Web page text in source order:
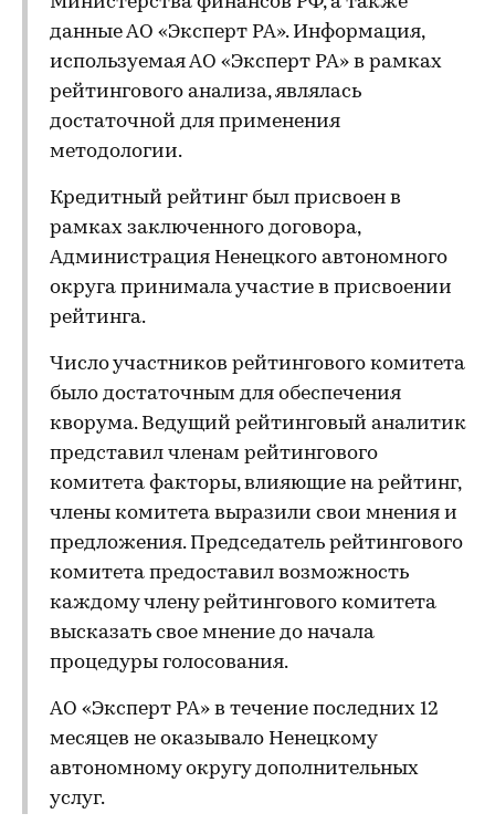
данные АО «Эксперт РА». Информация,
используемая АО «Эксперт РА» в рамках
рейтингового анализа, являлась
достаточной для применения
методологии.
Кредитный рейтинг был присвоен в
рамках заключенного договора,
Администрация Ненецкого автономного
округа принимала участие в присвоении
рейтинга.
Число участников рейтингового комитета
было достаточным для обеспечения
кворума. Ведущий рейтинговый аналитик
представил членам рейтингового
комитета факторы, влияющие на рейтинг,
члены комитета выразили свои мнения и
предложения. Председатель рейтингового
комитета предоставил возможность
каждому члену рейтингового комитета
высказать свое мнение до начала
процедуры голосования.
АО «Эксперт РА» в течение последних 12
месяцев не оказывало Ненецкому
автономному округу дополнительных
услуг.